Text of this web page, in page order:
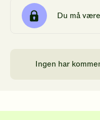
Du må være
Ingen har